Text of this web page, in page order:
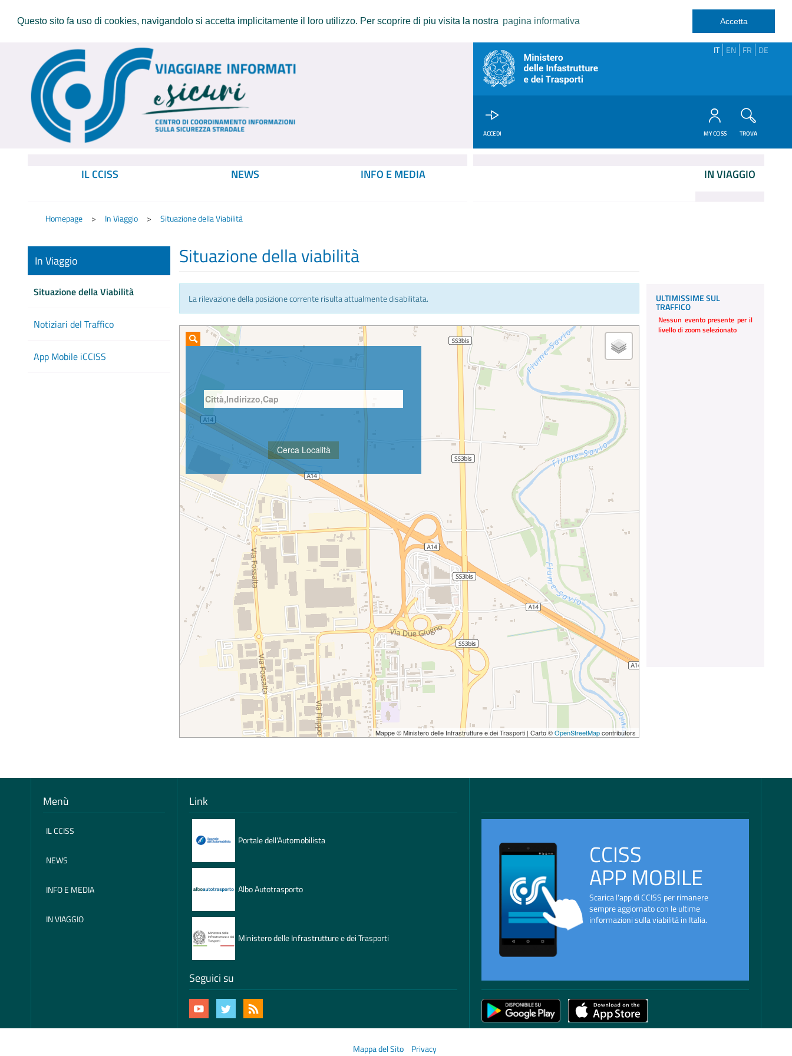
Questo sito fa uso di cookies, navigandolo si accetta implicitamente il loro utilizzo. Per scoprire di piu visita la nostra pagina informativa Accetta
IT EN FR DE
ACCEDI MY CCISS TROVA
IL CCISS NEWS INFO E MEDIA IN VIAGGIO
Homepage In Viaggio Situazione della Viabilità
In Viaggio
Situazione della Viabilità
Notiziari del Traffico
App Mobile iCCISS
Situazione della viabilità
La rilevazione della posizione corrente risulta attualmente disabilitata.
Mappe © Ministero delle Infrastrutture e dei Trasporti | Carto ©OpenStreetMapcontributors
ULTIMISSIME SUL
TRAFFICO
Nessun evento presente per il
livello di zoom selezionato
Menù
IL CCISS
NEWS
INFO E MEDIA
IN VIAGGIO
Link
Portale dell'Automobilista
Albo Autotrasporto
Ministero delle Infrastrutture e dei Trasporti
Seguici su
CCISS
APP MOBILE
Scarica l'app di CCISS per rimanere
sempre aggiornato con le ultime
informazioni sulla viabilità in Italia.
Mappa del Sito Privacy